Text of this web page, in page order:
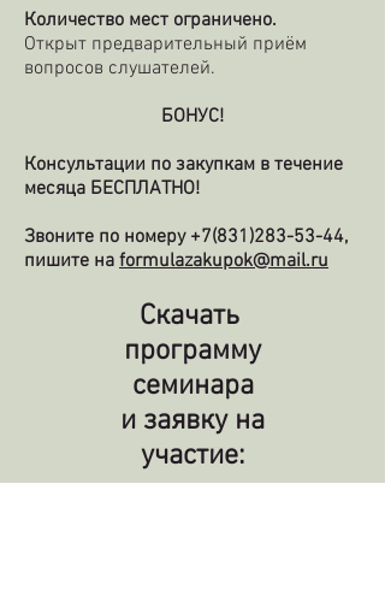
Количество мест ограничено.
Открыт предварительный приём
вопросов слушателей.
БОНУС!
Консультации по закупкам в течение
месяца БЕСПЛАТНО!
Звоните по номеру +7(831)283-53-44,
пишите на formulazakupok@mail.ru
Скачать
программу
семинара
и заявку на
участие: